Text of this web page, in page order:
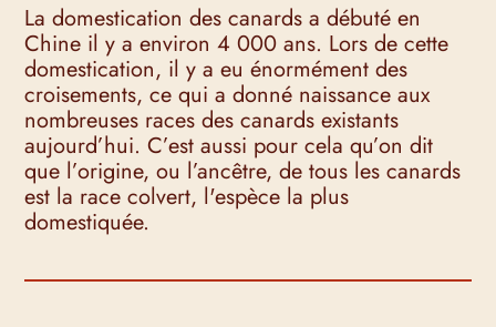
La domestication des canards a débuté en
Chine il y a environ 4 000 ans. Lors de cette
domestication, il y a eu énormément des
croisements, ce qui a donné naissance aux
nombreuses races des canards existants
aujourd’hui. C’est aussi pour cela qu’on dit
que l’origine, ou l’ancêtre, de tous les canards
est la race colvert, l'espèce la plus
domestiquée.